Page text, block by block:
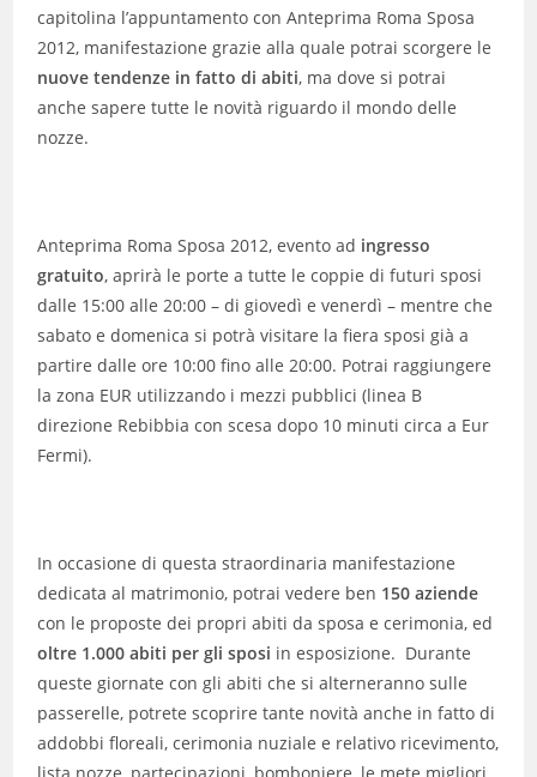
capitolina l’appuntamento con Anteprima Roma Sposa
2012, manifestazione grazie alla quale potrai scorgere le
nuove tendenze in fatto di abiti, ma dove si potrai
anche sapere tutte le novità riguardo il mondo delle
nozze.
Anteprima Roma Sposa 2012, evento ad ingresso
gratuito, aprirà le porte a tutte le coppie di futuri sposi
dalle 15:00 alle 20:00 – di giovedì e venerdì – mentre che
sabato e domenica si potrà visitare la fiera sposi già a
partire dalle ore 10:00 fino alle 20:00. Potrai raggiungere
la zona EUR utilizzando i mezzi pubblici (linea B
direzione Rebibbia con scesa dopo 10 minuti circa a Eur
Fermi).
In occasione di questa straordinaria manifestazione
dedicata al matrimonio, potrai vedere ben 150 aziende
con le proposte dei propri abiti da sposa e cerimonia, ed
oltre 1.000 abiti per gli sposi in esposizione. Durante
queste giornate con gli abiti che si alterneranno sulle
passerelle, potrete scoprire tante novità anche in fatto di
addobbi floreali, cerimonia nuziale e relativo ricevimento,